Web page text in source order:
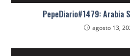
PepeDiario#1479: Arabia
agosto 13,